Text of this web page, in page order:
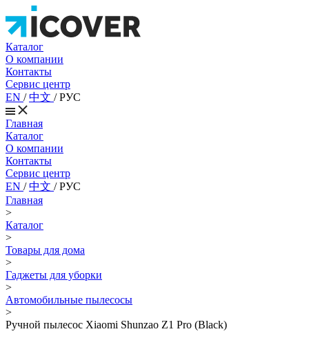
Каталог
О компании
Контакты
Сервис центр
EN /中文 /РУС
Главная
Каталог
О компании
Контакты
Сервис центр
EN /中文 /РУС
Главная
>
Каталог
>
Товары для дома
>
Гаджеты для уборки
>
Автомобильные пылесосы
>
Ручной пылесос Xiaomi Shunzao Z1 Pro (Black)